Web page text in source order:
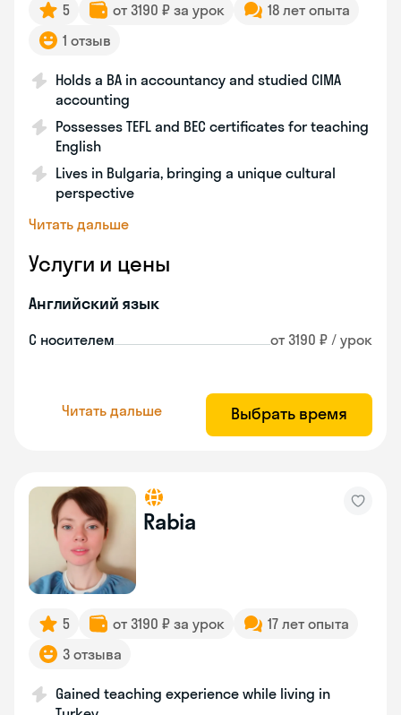
5 от 3190 ₽ за урок
18 лет опыта
1 отзыв
Holds a BA in accountancy and studied CIMA
accounting
Possesses TEFL and BEC certificates for teaching
English
Lives in Bulgaria, bringing a unique cultural
perspective
Читать дальше
Услуги и цены
Английский язык
С носителем от 3190 ₽ / урок
Читать дальше Выбрать время
Rabia
5 от 3190 ₽ за урок
17 лет опыта
3 отзыва
Gained teaching experience while living in